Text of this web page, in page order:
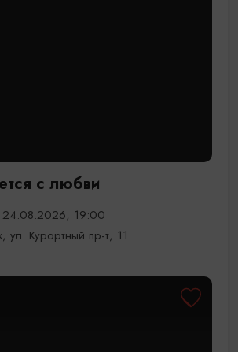
с любви
19:00
ул. Курортный пр-т, 11